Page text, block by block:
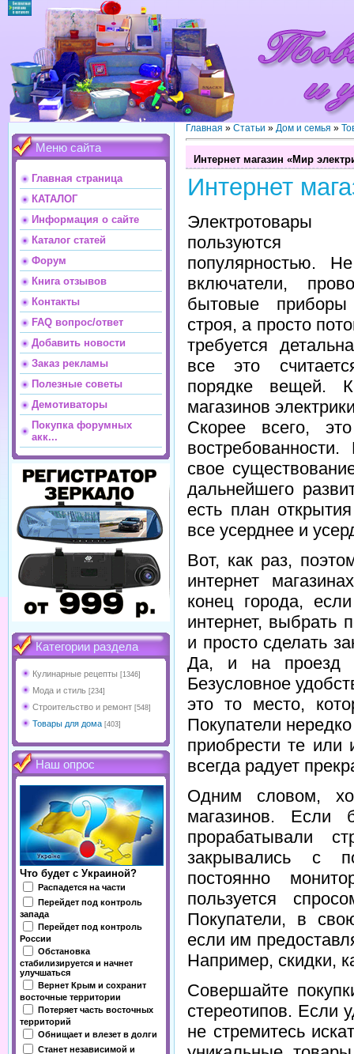
Меню сайта
Главная страница
КАТАЛОГ
Информация о сайте
Каталог статей
Форум
Книга отзывов
Контакты
FAQ вопрос/ответ
Добавить новости
Заказ рекламы
Полезные советы
Демотиваторы
Покупка форумных
акк...
Категории раздела
Кулинарные рецепты [1346]
Мода и стиль [234]
Строительство и ремонт [548]
Товары для дома [403]
Наш опрос
Что будет с Украиной?
Распадется на части
Перейдет под контроль
запада
Перейдет под контроль
России
Обстановка
стабилизируется и начнет
улучшаться
Вернет Крым и сохранит
восточные территории
Потеряет часть восточных
территорий
Обнищает и влезет в долги
Станет независимой и
Главная » Статьи » Дом и семья »
Интернет магазин «Мир
Интернет
пользуются
популярностью.
включатели,
бытовые
строя, а просто
требуется
все это
порядке вещей.
магазинов
Скорее всего,
свое
дальнейшего
есть план
все усерднее и
Вот, как раз,
интернет
конец города,
интернет, выбрать
и просто сделать
Да, и на проезд
Безусловное
это то место,
Покупатели
приобрести те или
всегда радует
Одним словом,
магазинов. Если
прорабатывали
закрывались с
постоянно
пользуется
Покупатели, в
если им
Например, скидки,
Совершайте
стереотипов. Если
не стремитесь